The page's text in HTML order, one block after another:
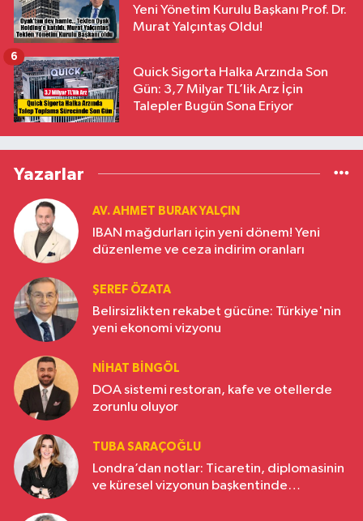
Yeni Yönetim Kurulu Başkanı Prof. Dr.
Murat Yalçıntaş Oldu!
Quick Sigorta Halka Arzında Son
Gün: 3,7 Milyar TL’lik Arz İçin
Talepler Bugün Sona Eriyor
6
Yazarlar
AV. AHMET BURAK YALÇIN
IBAN mağdurları için yeni dönem! Yeni
düzenleme ve ceza indirim oranları
ŞEREF ÖZATA
Belirsizlikten rekabet gücüne: Türkiye'nin
yeni ekonomi vizyonu
NIHAT BINGÖL
DOA sistemi restoran, kafe ve otellerde
zorunlu oluyor
TUBA SARAÇOĞLU
Londra’dan notlar: Ticaretin, diplomasinin
ve küresel vizyonun başkentinde